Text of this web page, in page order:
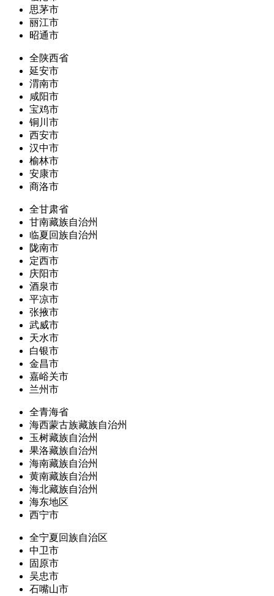
思茅市
丽江市
昭通市
全陕西省
延安市
渭南市
咸阳市
宝鸡市
铜川市
西安市
汉中市
榆林市
安康市
商洛市
全甘肃省
甘南藏族自治州
临夏回族自治州
陇南市
定西市
庆阳市
酒泉市
平凉市
张掖市
武威市
天水市
白银市
金昌市
嘉峪关市
兰州市
全青海省
海西蒙古族藏族自治州
玉树藏族自治州
果洛藏族自治州
海南藏族自治州
黄南藏族自治州
海北藏族自治州
海东地区
西宁市
全宁夏回族自治区
中卫市
固原市
吴忠市
石嘴山市